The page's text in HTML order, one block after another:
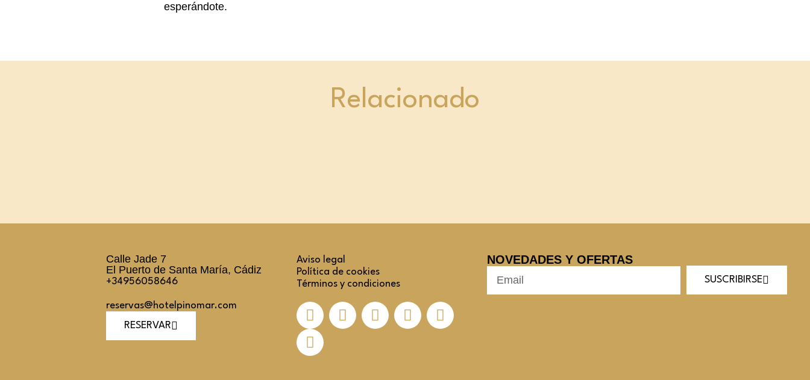
esperándote.
Relacionado
Calle Jade 7
El Puerto de Santa María, Cádiz
+34956058646
reservas@hotelpinomar.com
RESERVAR
Aviso legal
Política de cookies
Términos y condiciones
NOVEDADES Y OFERTAS
SUSCRIBIRSE